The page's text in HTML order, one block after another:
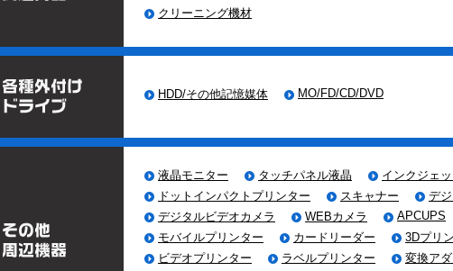
全国の拠点からの回収も承ります。
ご不要になられたパソコン、サーバー、ストレージ
多箇所の現地撤去回収について
ISMS27001更新審査完了
一般貨物運送事業の許可取得について
オンサイト（現地での）作業の録画サービスについ
て
クリーニング機材
HDD/その他記憶媒体 MO/FD/CD/DVD
液晶モニター タッチパネル液晶
インクジェ
ドットインパクトプリンター
スキャナー
デ
デジタルビデオカメラ
WEBカメラ APCUPS
モバイルプリンター
カードリーダー
3Dプリ
ビデオプリンター
ラベルプリンター
変換ア